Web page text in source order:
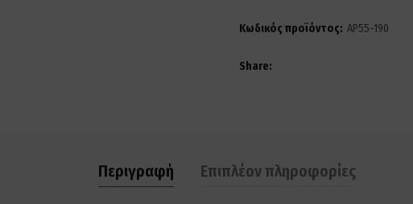
Κωδικός προϊόντος: AP55-190
Share
Περιγραφή Επιπλέον πληροφορίες